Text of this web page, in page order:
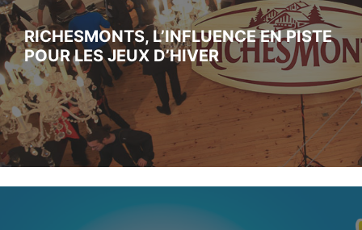
RICHESMONTS, L’INFLUENCE EN PISTE
POUR LES JEUX D’HIVER